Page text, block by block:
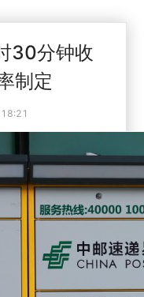
30分钟收
制定